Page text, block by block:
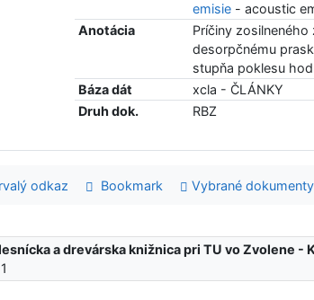
emisie - acoustic
Anotácia
Príčiny
desorpčnému
stupňa poklesu
Báza dát
xcla - ČLÁNKY
Druh dok.
RBZ
odkaz Bookmark Vybrané dokumenty
a drevárska knižnica pri TU vo Zvolene -